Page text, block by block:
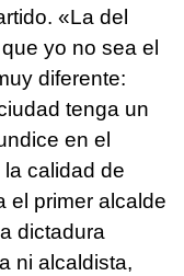
«La del
yo no sea el
diferente:
tenga un
en el
calidad de
el primer alcalde
dictadura
ni alcaldista,